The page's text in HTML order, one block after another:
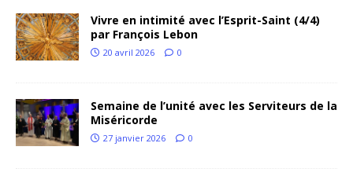
Vivre en intimité avec l’Esprit-Saint (4/4)
par François Lebon
20 avril 2026 0
Semaine de l’unité avec les Serviteurs de la
Miséricorde
27 janvier 2026 0